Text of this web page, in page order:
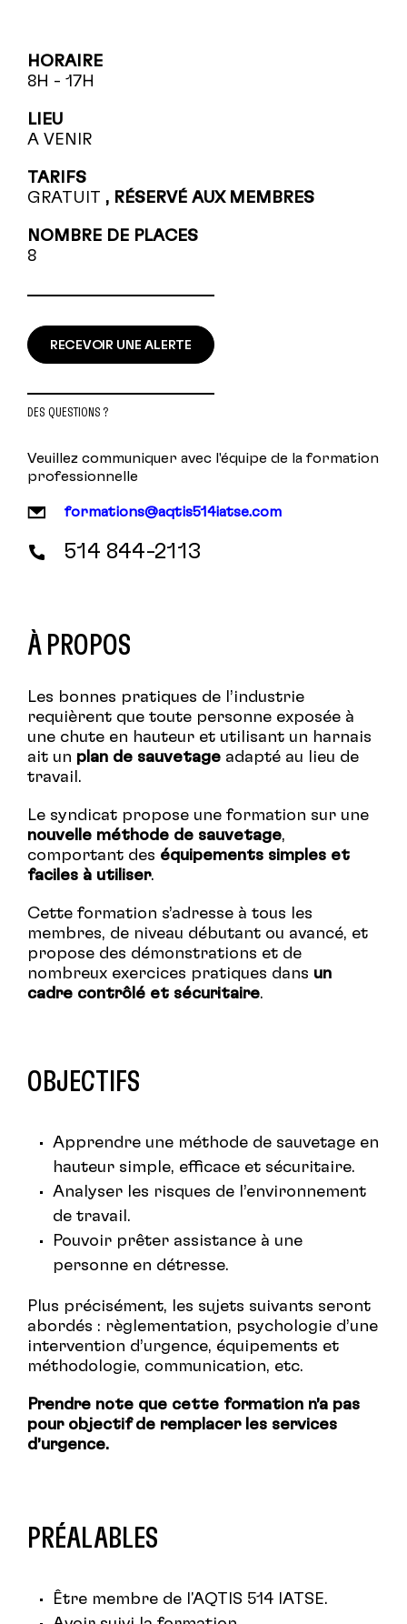
À PROPOS
Les bonnes pratiques de l’industrie
requièrent que toute personne exposée à
une chute en hauteur et utilisant un harnais
ait un plan de sauvetage adapté au lieu de
travail.
Le syndicat propose une formation sur une
nouvelle méthode de sauvetage,
comportant des équipements simples et
faciles à utiliser.
Cette formation s’adresse à tous les
membres, de niveau débutant ou avancé, et
propose des démonstrations et de
nombreux exercices pratiques dans un
cadre contrôlé et sécuritaire.
OBJECTIFS
Apprendre une méthode de sauvetage en
hauteur simple, efficace et sécuritaire.
Analyser les risques de l’environnement
de travail.
Pouvoir prêter assistance à une
personne en détresse.
Plus précisément, les sujets suivants seront
abordés : règlementation, psychologie d’une
intervention d’urgence, équipements et
méthodologie, communication, etc.
Prendre note que cette formation n’a pas
pour objectif de remplacer les services
d’urgence.
PRÉALABLES
Être membre de l'AQTIS 514 IATSE.
HORAIRE
8H - 17H
LIEU
A VENIR
TARIFS
GRATUIT , RÉSERVÉ AUX MEMBRES
NOMBRE DE PLACES
8
RECEVOIR UNE ALERTE
DES QUESTIONS ?
Veuillez communiquer avec l'équipe de la formation
professionnelle
formations@aqtis514iatse.com
514 844-2113